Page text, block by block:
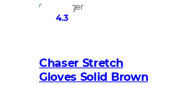
Auf Lager
4.3
Chaser Stretch
Gloves Solid Brown